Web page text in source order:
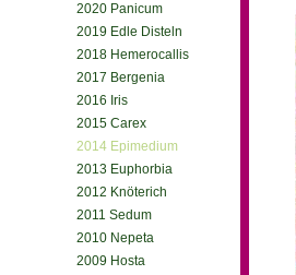
2020 Panicum
2019 Edle Disteln
2018 Hemerocallis
2017 Bergenia
2016 Iris
2015 Carex
2014 Epimedium
2013 Euphorbia
2012 Knöterich
2011 Sedum
2010 Nepeta
2009 Hosta